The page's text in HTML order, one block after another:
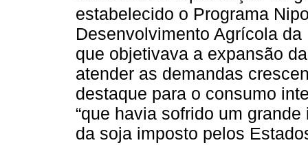
estabelecido o Programa
Desenvolvimento Agrícola
que objetivava a expansão
atender as demandas
destaque para o consumo
“que havia sofrido um
da soja imposto pelos